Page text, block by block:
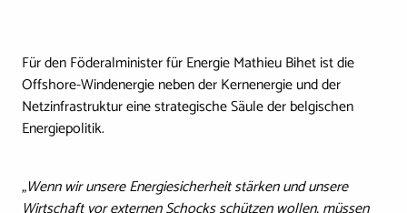
Für den Föderalminister für Energie Mathieu Bihet ist die
Offshore-Windenergie neben der Kernenergie und der
Netzinfrastruktur eine strategische Säule der belgischen
Energiepolitik.
„Wenn wir unsere Energiesicherheit stärken und unsere